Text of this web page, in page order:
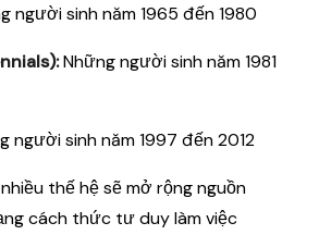
người sinh năm 1965 đến 1980
Những người sinh năm 1981
người sinh năm 1997 đến 2012
thế hệ sẽ mở rộng nguồn
cách thức tư duy làm việc